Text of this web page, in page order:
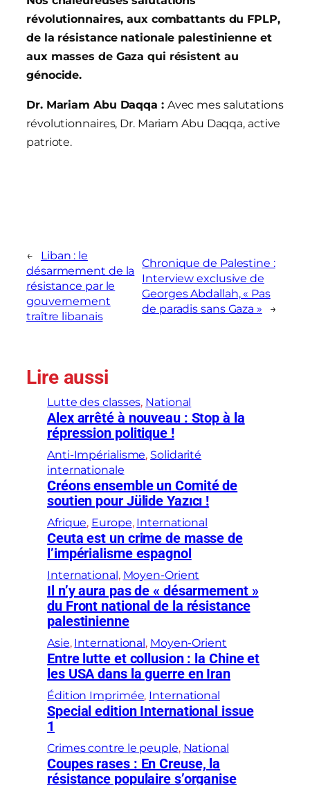
révolutionnaires, aux combattants du FPLP,
de la résistance nationale palestinienne et
aux masses de Gaza qui résistent au
génocide.
Dr. Mariam Abu Daqqa : Avec mes salutations
révolutionnaires, Dr. Mariam Abu Daqqa, active
patriote.
←
Liban : le
désarmement de la
résistance par le
gouvernement
traître libanais
Chronique de Palestine :
Interview exclusive de
Georges Abdallah, « Pas
de paradis sans Gaza »
→
Lire aussi
Lutte des classes, National
Alex arrêté à nouveau : Stop à la
répression politique !
Anti-Impérialisme, Solidarité
internationale
Créons ensemble un Comité de
soutien pour Jülide Yazıcı !
Afrique, Europe, International
Ceuta est un crime de masse de
l’impérialisme espagnol
International , Moyen-Orient
Il n’y aura pas de « désarmement »
du Front national de la résistance
palestinienne
Asie, International , Moyen-Orient
Entre lutte et collusion : la Chine et
les USA dans la guerre en Iran
Édition Imprimée, International
Special edition International issue
1
Crimes contre le peuple, National
Coupes rases : En Creuse, la
résistance populaire s’organise